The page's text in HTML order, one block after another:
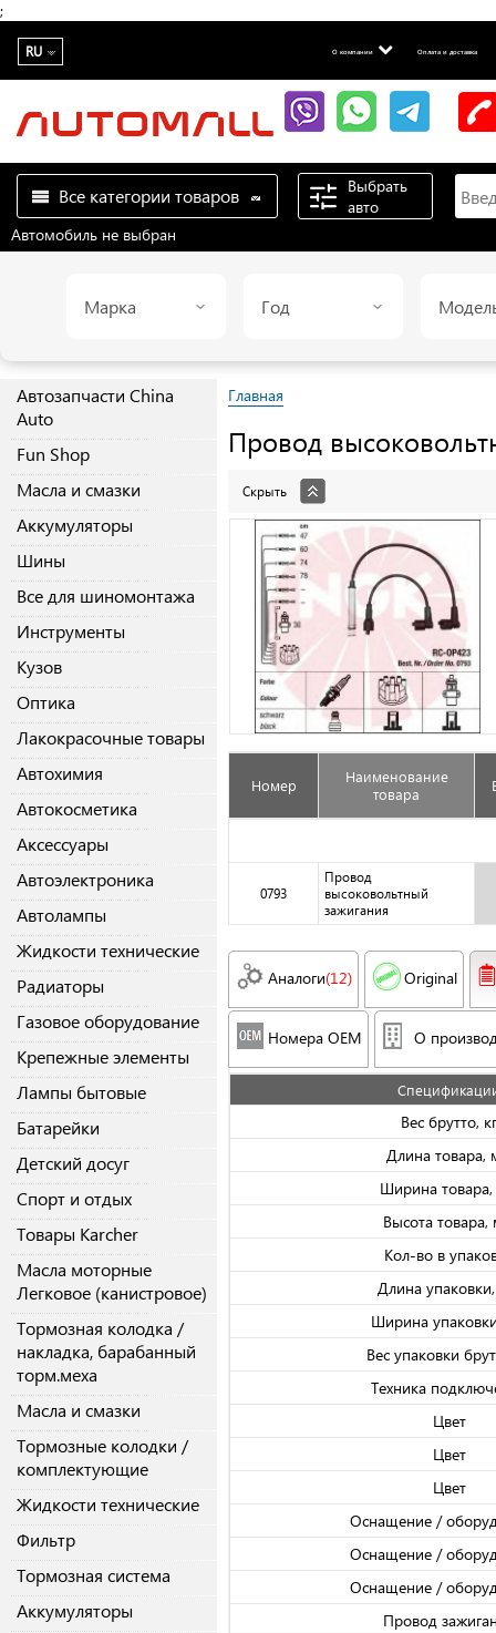
;
RU О компании Оплата и доставка
Все категории товаров
Выбрать
авто
Автомобиль не выбран
Марка Год
Автозапчасти China
Auto
Fun Shop
Масла и смазки
Аккумуляторы
Шины
Все для шиномонтажа
Инструменты
Кузов
Оптика
Лакокрасочные товары
Автохимия
Автокосметика
Аксессуары
Автоэлектроника
Автолампы
Жидкости технические
Радиаторы
Газовое оборудование
Крепежные элементы
Лампы бытовые
Батарейки
Детский досуг
Спорт и отдых
Товары Karcher
Масла моторные
Легковое (канистровое)
Тормозная колодка /
накладка, барабанный
торм.меха
Масла и смазки
Тормозные колодки /
комплектующие
Жидкости технические
Фильтр
Тормозная система
Аккумуляторы
Главная
Провод
Скрыть
Номер
Наименование
товара
0793
Провод
высоковольтный
зажигания
Аналоги(12) Original
Номера OEM О
Вес брутто, кг
Длина товара,
Ширина
Высота
Кол-во в
Длина
Ширина
Вес упаковки
Техника
Цвет
Цвет
Цвет
Оснащение /
Оснащение /
Оснащение /
Провод